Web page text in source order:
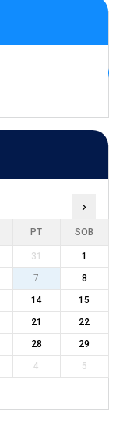
›
PT SOB
31
1
7
8
14
15
21
22
28
29
4 5